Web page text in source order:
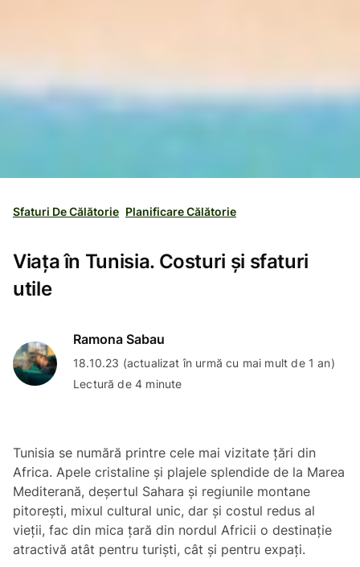
Sfaturi De Călătorie Planificare Călătorie
Viața în Tunisia. Costuri și sfaturi
utile
Ramona Sabau
18.10.23 (actualizat în urmă cu mai mult de 1 an)
Lectură de 4 minute
Tunisia se numără printre cele mai vizitate țări din
Africa. Apele cristaline și plajele splendide de la Marea
Mediterană, deșertul Sahara și regiunile montane
pitorești, mixul cultural unic, dar și costul redus al
vieții, fac din mica țară din nordul Africii o destinație
atractivă atât pentru turiști, cât și pentru expați.